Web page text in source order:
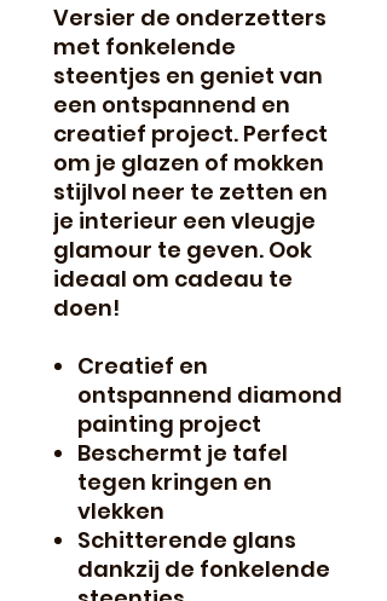
Versier de onderzetters
met fonkelende
steentjes en geniet van
een ontspannend en
creatief project. Perfect
om je glazen of mokken
stijlvol neer te zetten en
je interieur een vleugje
glamour te geven. Ook
ideaal om cadeau te
doen!
Creatief en
ontspannend diamond
painting project
Beschermt je tafel
tegen kringen en
vlekken
Schitterende glans
dankzij de fonkelende